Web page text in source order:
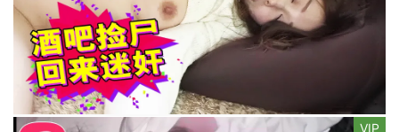
VIP